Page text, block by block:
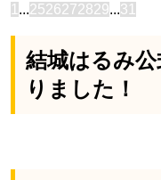
1 ...2526272829...31
結城はるみ
りました！